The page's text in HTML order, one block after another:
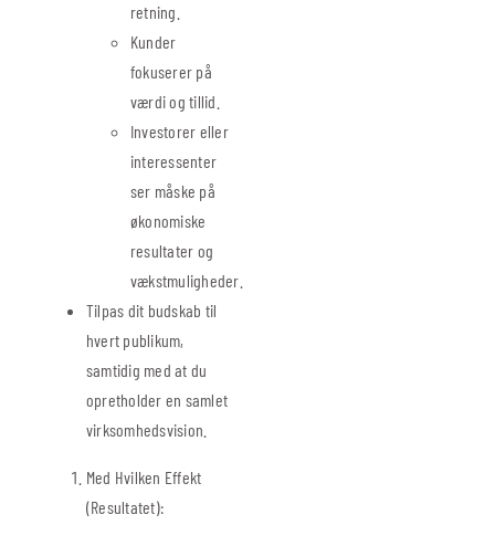
retning.
Kunder
fokuserer på
værdi og tillid.
Investorer eller
interessenter
ser måske på
økonomiske
resultater og
vækstmuligheder.
Tilpas dit budskab til
hvert publikum,
samtidig med at du
opretholder en samlet
virksomhedsvision.
Med Hvilken Effekt
(Resultatet):